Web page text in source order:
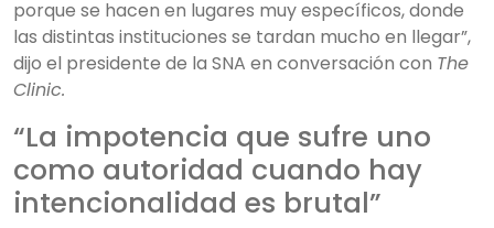
porque se hacen en lugares muy específicos, donde
las distintas instituciones se tardan mucho en llegar”,
dijo el presidente de la SNA en conversación con The
Clinic.
“La impotencia que sufre uno
como autoridad cuando hay
intencionalidad es brutal”